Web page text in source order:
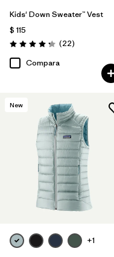
Kids' Down Sweater™ Vest
$ 115
Valoración: 4.3 / 5
(22Comentarios
)
Compara
New
+1